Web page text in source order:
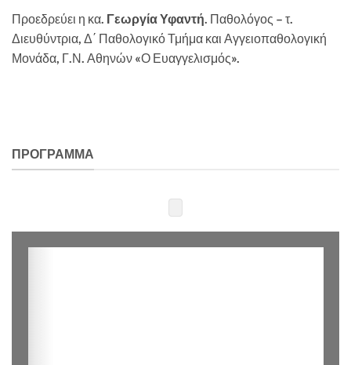
Προεδρεύει η κα. Γεωργία Υφαντή. Παθολόγος – τ.
Διευθύντρια, Δ΄ Παθολογικό Τμήμα και Αγγειοπαθολογική
Μονάδα, Γ.Ν. Αθηνών «Ο Ευαγγελισμός».
ΠΡΌΓΡΑΜΜΑ